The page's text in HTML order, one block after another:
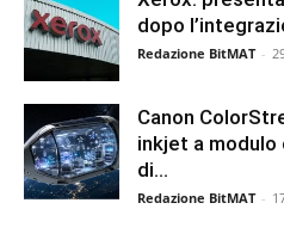
dopo
Redazione BitMAT -
Canon
inkjet a
di...
Redazione BitMAT -